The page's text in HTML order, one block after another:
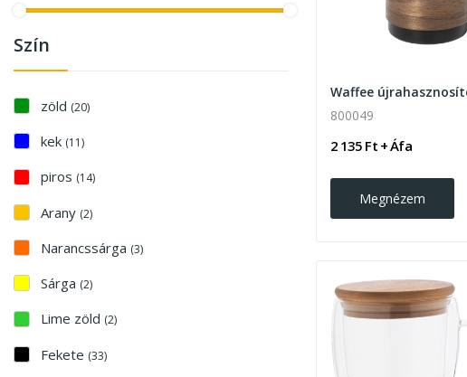
Szín
zöld (20)
kek (11)
piros (14)
Arany (2)
Narancssárga (3)
Sárga (2)
Lime zöld (2)
Fekete (33)
800049
2 135 Ft + Áfa
Megnézem